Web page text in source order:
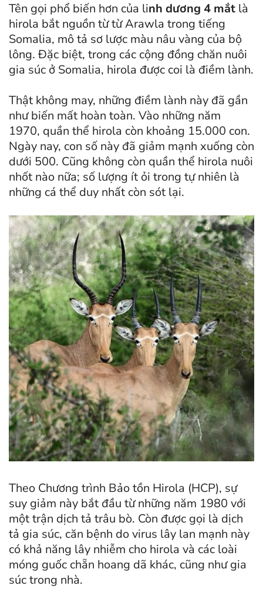
Tên gọi phổ biến hơn của linh dương 4 mắt là
hirola bắt nguồn từ từ Arawla trong tiếng
Somalia, mô tả sơ lược màu nâu vàng của bộ
lông. Đặc biệt, trong các cộng đồng chăn nuôi
gia súc ở Somalia, hirola được coi là điềm lành.
Thật không may, những điềm lành này đã gần
như biến mất hoàn toàn. Vào những năm
1970, quần thể hirola còn khoảng 15.000 con.
Ngày nay, con số này đã giảm mạnh xuống còn
dưới 500. Cũng không còn quần thể hirola nuôi
nhốt nào nữa; số lượng ít ỏi trong tự nhiên là
những cá thể duy nhất còn sót lại.
Theo Chương trình Bảo tồn Hirola (HCP), sự
suy giảm này bắt đầu từ những năm 1980 với
một trận dịch tả trâu bò. Còn được gọi là dịch
tả gia súc, căn bệnh do virus lây lan mạnh này
có khả năng lây nhiễm cho hirola và các loài
móng guốc chẵn hoang dã khác, cũng như gia
súc trong nhà.